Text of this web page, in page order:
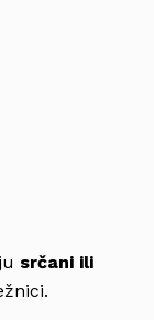
srčani ili